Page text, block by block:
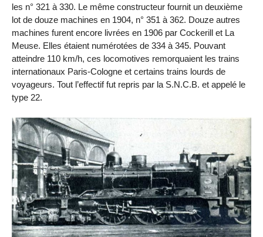
les n° 321 à 330. Le même constructeur fournit un deuxième
lot de douze machines en 1904, n° 351 à 362. Douze autres
machines furent encore livrées en 1906 par Cockerill et La
Meuse. Elles étaient numérotées de 334 à 345. Pouvant
atteindre 110 km/h, ces locomotives remorquaient les trains
internationaux Paris-Cologne et certains trains lourds de
voyageurs. Tout l’effectif fut repris par la S.N.C.B. et appelé le
type 22.